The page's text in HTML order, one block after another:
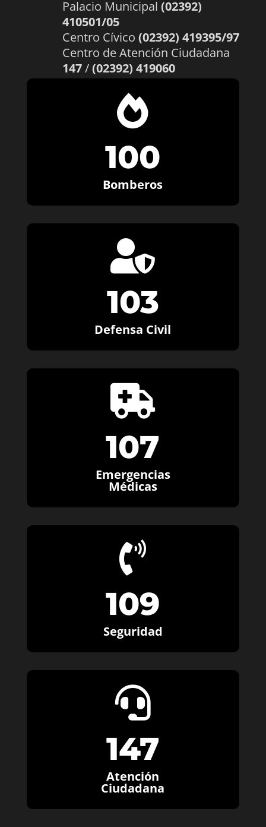
Palacio Municipal (02392)
410501/05
Centro Cívico (02392) 419395/97
Centro de Atención Ciudadana
147/(02392) 419060

100
Bomberos

103
Defensa Civil

107
Emergencias
Médicas

109
Seguridad

147
Atención
Ciudadana